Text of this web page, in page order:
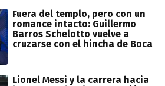
Fuera del templo, pero con un
romance intacto: Guillermo
Barros Schelotto vuelve a
cruzarse con el hincha de Boca
Lionel Messi y la carrera hacia